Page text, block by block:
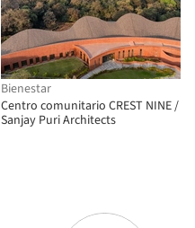
Bienestar
Centro comunitario CREST NINE /
Sanjay Puri Architects